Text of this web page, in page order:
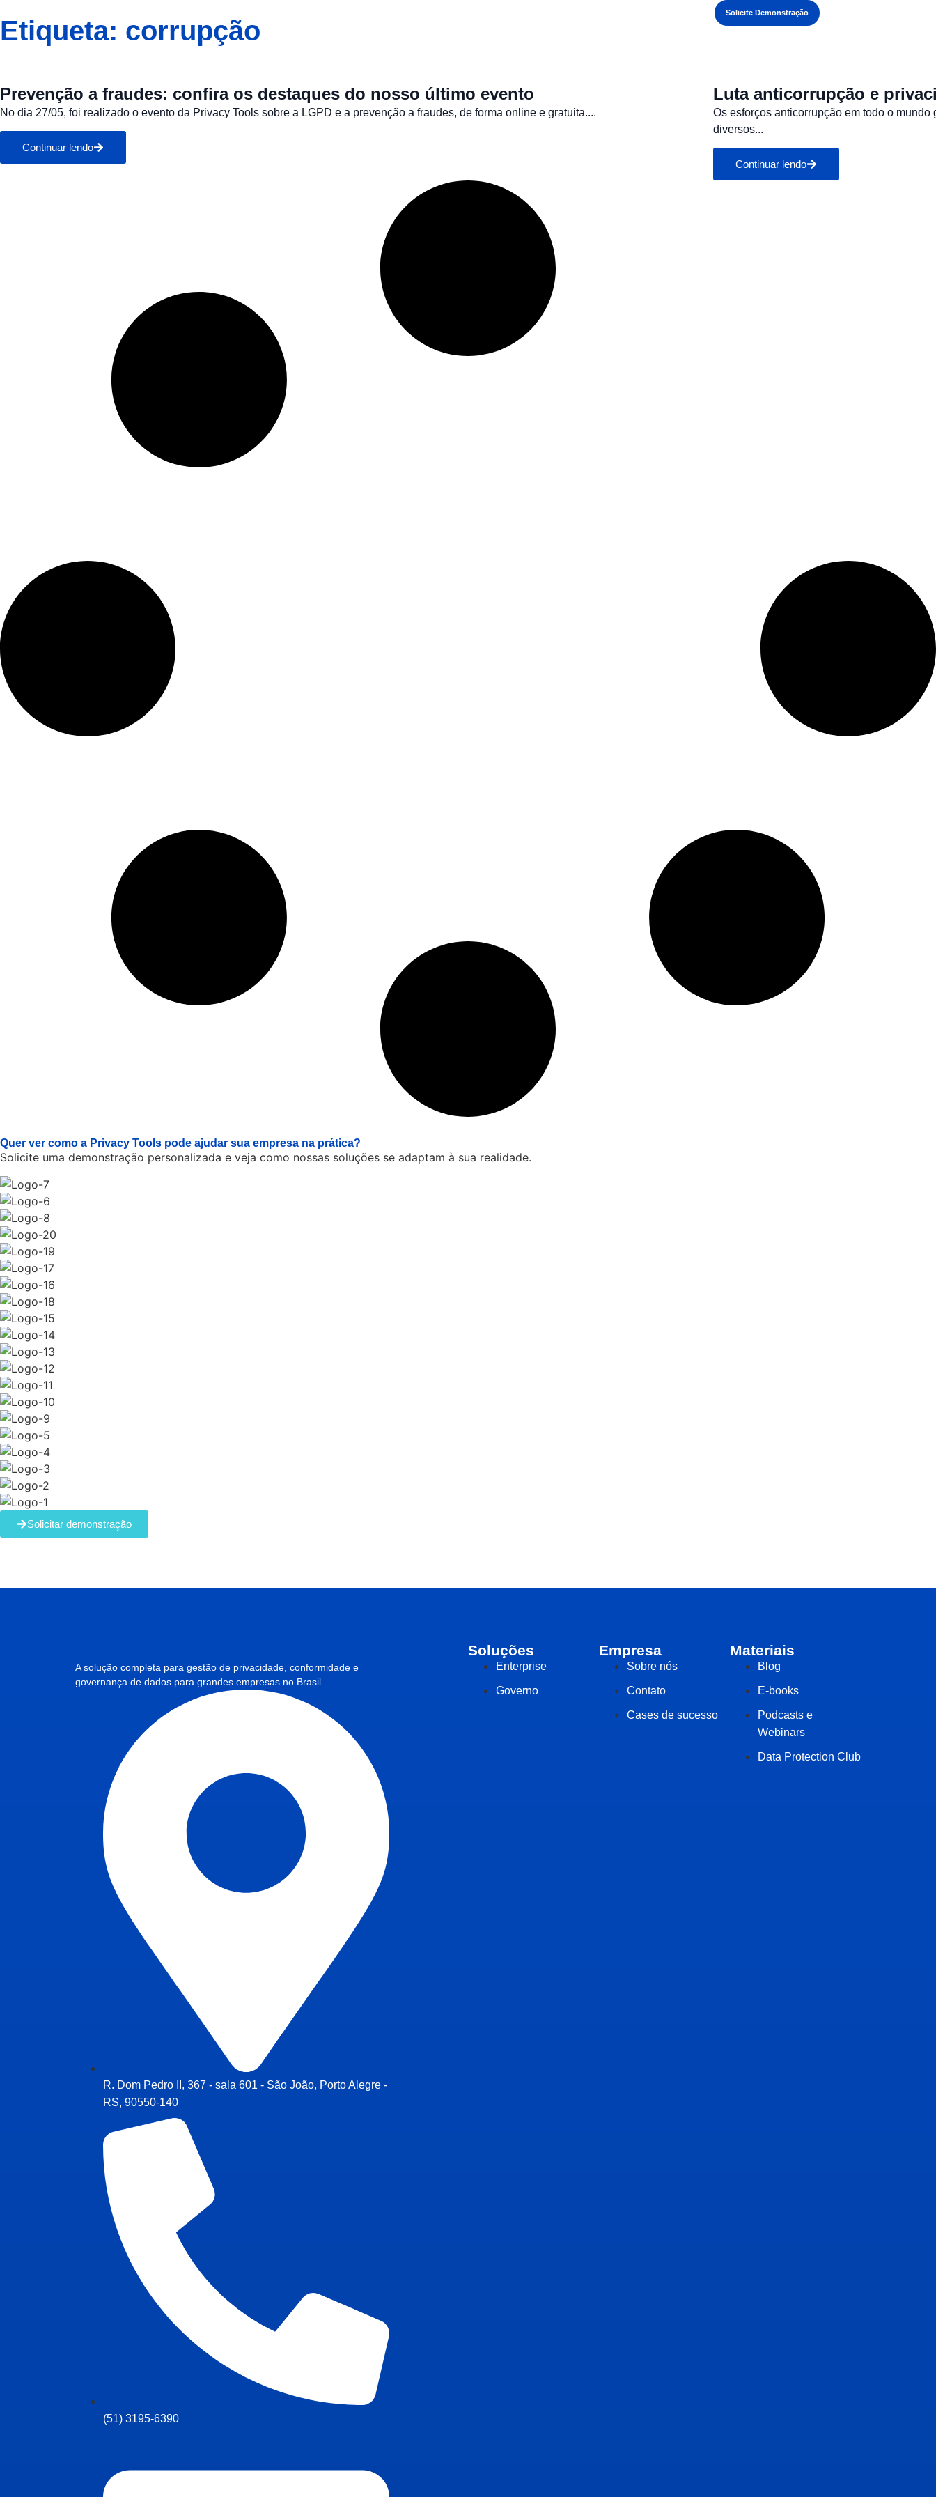
Solicite Demonstração
Etiqueta: corrupção
Prevenção a fraudes: confira os destaques do nosso último evento
No dia 27/05, foi realizado o evento da Privacy Tools sobre a LGPD e a prevenção a fraudes, de forma online e gratuita....
Continuar lendo
Luta anticorrupção e
Os esforços anticorrupção em todo o
diversos...
Continuar lendo
Quer ver como a Privacy Tools pode ajudar sua empresa na prática?
Solicite uma demonstração personalizada e veja como nossas soluções se adaptam à sua realidade.
Solicitar demonstração
A solução completa para gestão de privacidade, conformidade e
governança de dados para grandes empresas no Brasil.
R. Dom Pedro II, 367 - sala 601 - São João, Porto Alegre -
RS, 90550-140
(51) 3195-6390
Soluções
Enterprise
Governo
Empresa
Sobre nós
Contato
Cases de sucesso
Materiais
Blog
E-books
Podcasts e
Webinars
Data Protection Club